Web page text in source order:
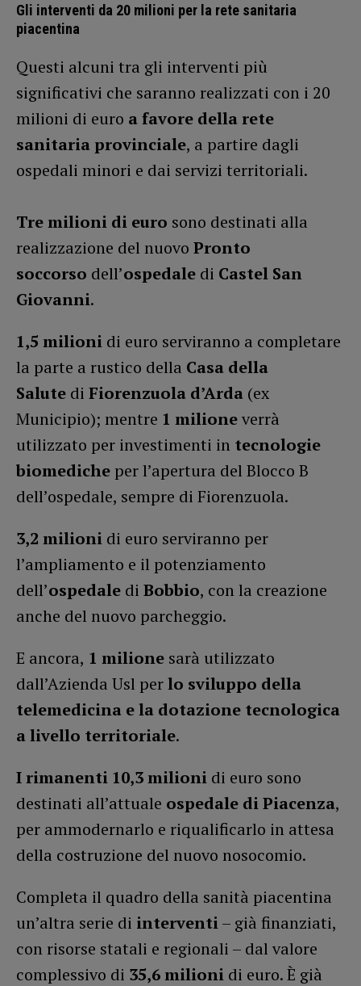
Gli interventi da 20 milioni per la rete sanitaria
piacentina
Questi alcuni tra gli interventi più
significativi che saranno realizzati con i 20
milioni di euro a favore della rete
sanitaria provinciale, a partire dagli
ospedali minori e dai servizi territoriali.
Tre milioni di euro sono destinati alla
realizzazione del nuovo Pronto
soccorso dell’ospedale di Castel San
Giovanni.
1,5 milioni di euro serviranno a completare
la parte a rustico della Casa della
Salute di Fiorenzuola d’Arda (ex
Municipio); mentre 1 milioneverrà
utilizzato per investimenti in tecnologie
biomediche per l’apertura del Blocco B
dell’ospedale, sempre di Fiorenzuola.
3,2 milioni di euro serviranno per
l’ampliamento e il potenziamento
dell’ospedale di Bobbio, con la creazione
anche del nuovo parcheggio.
E ancora, 1 milione sarà utilizzato
dall’Azienda Usl perlo sviluppo della
telemedicina e la dotazione tecnologica
a livello territoriale.
I rimanenti 10,3 milioni di euro sono
destinati all’attuale ospedale di Piacenza,
per ammodernarlo e riqualificarlo in attesa
della costruzione del nuovo nosocomio.
Completa il quadro della sanità piacentina
un’altra serie di interventi– già finanziati,
con risorse statali e regionali – dal valore
complessivo di 35,6 milioni di euro. È già